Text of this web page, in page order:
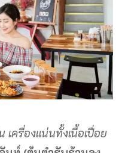
เครื่องแน่นทั้งเนื้อเปื่อย